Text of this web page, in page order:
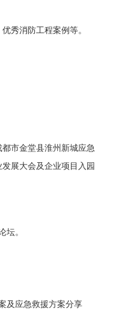
秀消防工程案例等。
市金堂县淮州新城应急
展大会及企业项目入园
坛。
及应急救援方案分享